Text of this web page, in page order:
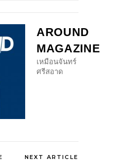
AROUND
MAGAZINE
เหมือนจันทร์
ศรีสอาด
NEXT ARTICLE